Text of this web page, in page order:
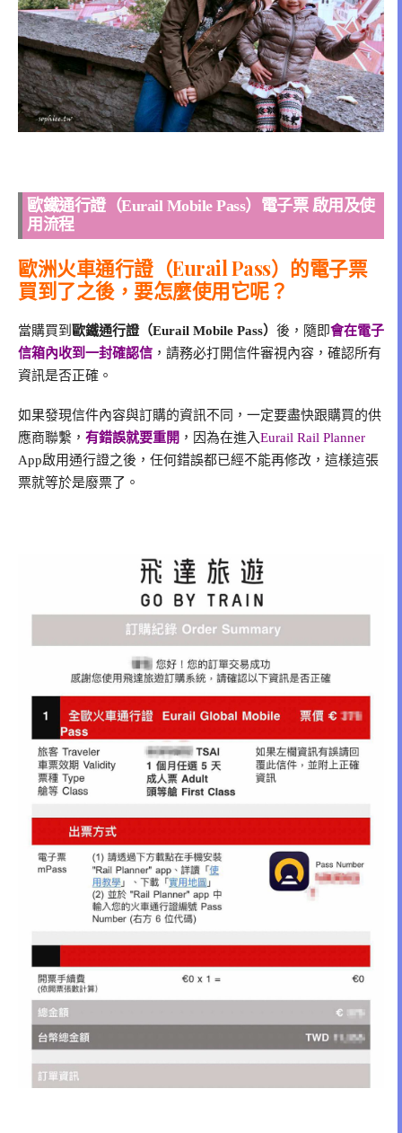
歐鐵通行證（Eurail Mobile Pass）電子票 啟用及使
用流程
歐洲火車通行證（Eurail Pass）的電子票
買到了之後，要怎麼使用它呢？
當購買到 歐鐵通行證（Eurail Mobile Pass） 後，隨即會在電子
信箱內收到一封確認信 ，請務必打開信件審視內容，確認所有
資訊是否正確。
如果發現信件內容與訂購的資訊不同，一定要盡快跟購買的供
應商聯繫， 有錯誤就要重開 ，因為在進入Eurail Rail Planner
App啟用通行證之後，任何錯誤都已經不能再修改，這樣這張
票就等於是廢票了。